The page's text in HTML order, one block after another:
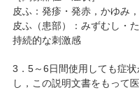
皮ふ：発疹・発赤，かゆみ
皮ふ（患部）：みずむし・
持続的な刺激感
3．5～6日間使用しても症
し，この説明文書をもって